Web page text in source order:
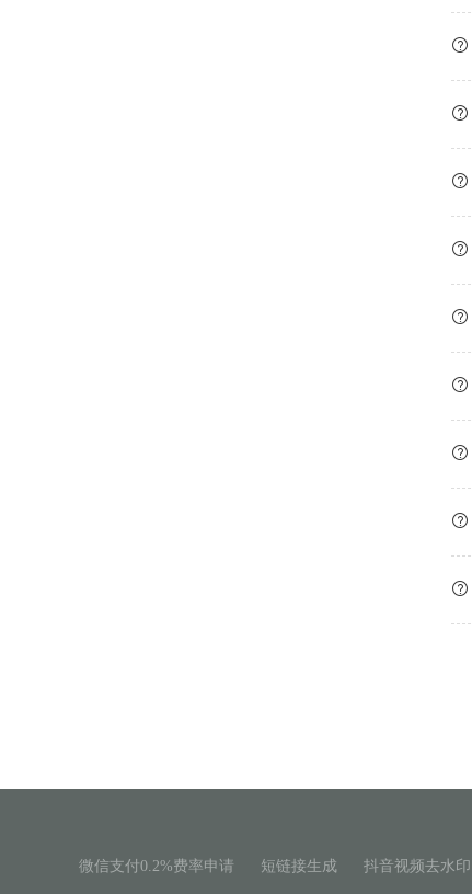
微信支付0.2%费率申请 短链接生成 抖音视频去水印